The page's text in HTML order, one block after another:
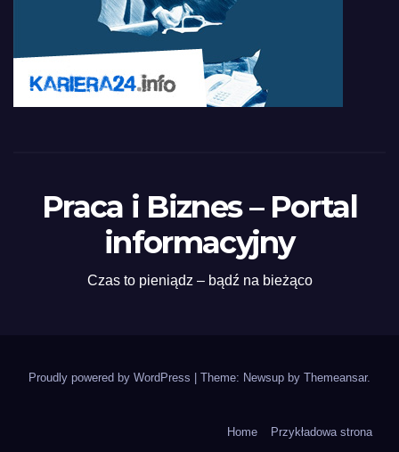
Praca i Biznes – Portal
informacyjny
Czas to pieniądz – bądź na bieżąco
Proudly powered by WordPress Theme: Newsup by Themeansar.
Home Przykładowa strona